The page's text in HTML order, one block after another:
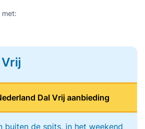
met:
Dal Vrij aanbieding
buiten de spits, in het weekend